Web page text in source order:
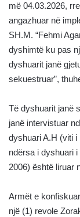
më 04.03.2026,
angazhuar në
SH.M. “Fehmi
dyshimtë ku pas
dyshuarit janë
sekuestruar”,
Të dyshuarit janë
janë intervistuar
dyshuari A.H (viti i
ndërsa i dyshuari
2006) është liruar
Armët e
njё (1) revole